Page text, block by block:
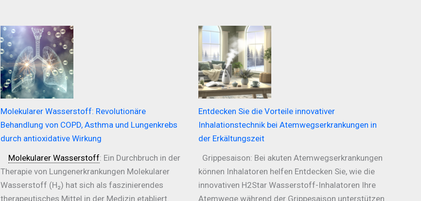
Molekularer Wasserstoff: Revolutionäre
Behandlung von COPD, Asthma und Lungenkrebs
durch antioxidative Wirkung
Molekularer Wasserstoff: Ein Durchbruch in der
Therapie von Lungenerkrankungen Molekularer
Wasserstoff (H₂) hat sich als faszinierendes
therapeutisches Mittel in der Medizin etabliert.
Entdecken Sie die Vorteile innovativer
Inhalationstechnik bei Atemwegserkrankungen in
der Erkältungszeit
Grippesaison: Bei akuten Atemwegserkrankungen
können Inhalatoren helfen Entdecken Sie, wie die
innovativen H2Star Wasserstoff-Inhalatoren Ihre
Atemwege während der Grippesaison unterstützen